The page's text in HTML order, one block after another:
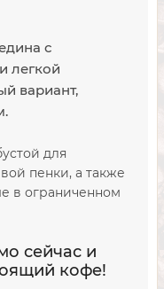
с
легкой
вариант,
для
пенки, а также
в ограниченном
сейчас и
кофе!